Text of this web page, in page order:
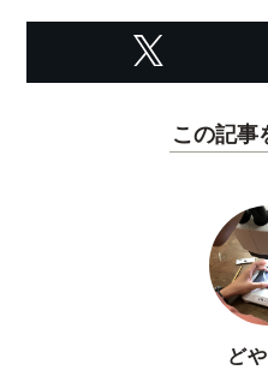
この記事
ど